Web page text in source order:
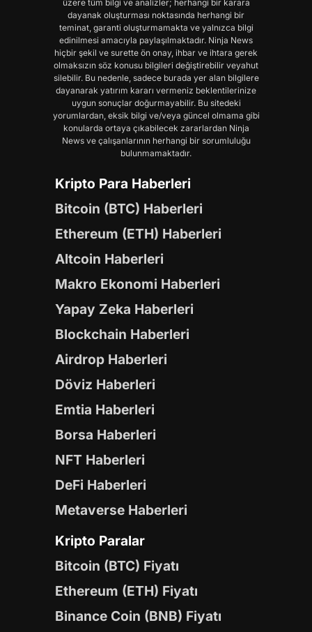
üzere tüm bilgi ve analizler; herhangi bir karara
dayanak oluşturması noktasında herhangi bir
teminat, garanti oluşturmamakta ve yalnızca bilgi
edinilmesi amacıyla paylaşılmaktadır. Ninja News
hiçbir şekil ve surette ön onay, ihbar ve ihtara gerek
olmaksızın söz konusu bilgileri değiştirebilir veyahut
silebilir. Bu nedenle, sadece burada yer alan bilgilere
dayanarak yatırım kararı vermeniz beklentilerinize
uygun sonuçlar doğurmayabilir. Bu sitedeki
yorumlardan, eksik bilgi ve/veya güncel olmama gibi
konularda ortaya çıkabilecek zararlardan Ninja
News ve çalışanlarının herhangi bir sorumluluğu
bulunmamaktadır.
Kripto Para Haberleri
Bitcoin (BTC) Haberleri
Ethereum (ETH) Haberleri
Altcoin Haberleri
Makro Ekonomi Haberleri
Yapay Zeka Haberleri
Blockchain Haberleri
Airdrop Haberleri
Döviz Haberleri
Emtia Haberleri
Borsa Haberleri
NFT Haberleri
DeFi Haberleri
Metaverse Haberleri
Kripto Paralar
Bitcoin (BTC) Fiyatı
Ethereum (ETH) Fiyatı
Binance Coin (BNB) Fiyatı